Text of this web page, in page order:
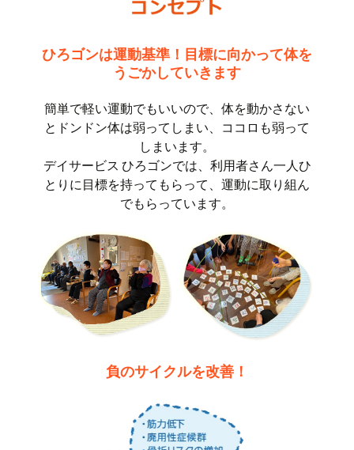
ひろゴンは運動基準！目標に向かって体を
うごかしていきます
簡単で軽い運動でもいいので、体を動かさない
とドンドン体は弱ってしまい、ココロも弱って
しまいます。
デイサービス ひろゴンでは、利用者さん一人ひ
とりに目標を持ってもらって、運動に取り組ん
でもらっています。
負のサイクルを改善！